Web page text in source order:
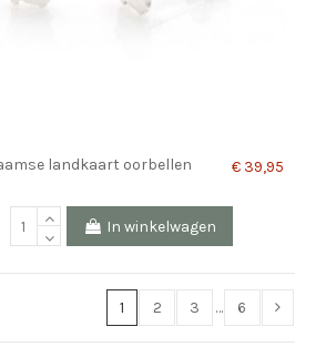
landkaart oorbellen € 39,95
In winkelwagen
1 2 3 … 6